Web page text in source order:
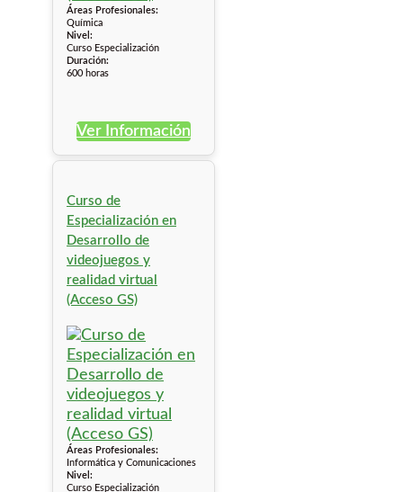
Áreas Profesionales:
Química
Nivel:
Curso Especialización
Duración:
600 horas
Ver Información
Curso de
Especialización en
Desarrollo de
videojuegos y
realidad virtual
(Acceso GS)
Áreas Profesionales:
Informática y Comunicaciones
Nivel:
Curso Especialización